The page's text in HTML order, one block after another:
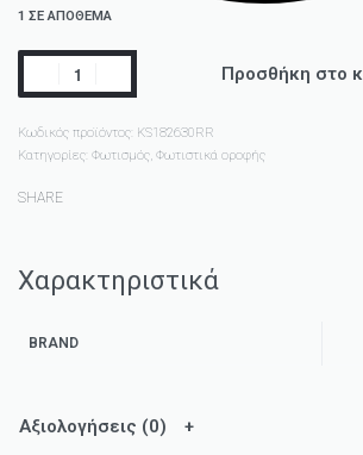
1 ΣΕ ΑΠΌΘΕΜΑ
Προσθήκη στο
Κωδικός προϊόντος: KS182630RR
Κατηγορίες: Φωτισμός, Φωτιστικά οροφής
SHARE
Χαρακτηριστικά
BRAND
Αξιολογήσεις (0)